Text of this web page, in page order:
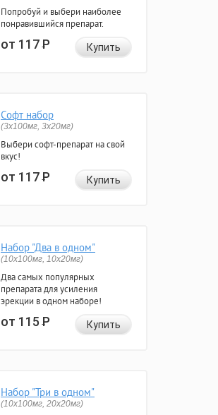
Попробуй и выбери наиболее
понравившийся препарат.
от 117Р Купить
Софт набор
(3x100мг, 3x20мг)
Выбери софт-препарат на свой
вкус!
от 117Р Купить
Набор "Два в одном"
(10x100мг, 10x20мг)
Два самых популярных
препарата для усиления
эрекции в одном наборе!
от 115Р Купить
Набор "Три в одном"
(10x100мг, 20x20мг)